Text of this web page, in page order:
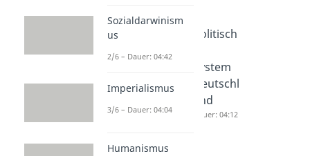
Föderalis
mus
bedeutet
rechts in
Politik?
Politisch
System
Deutschl
and
Dauer: 04:12
Sozialdarwinism
us
2/6 – Dauer: 04:42
Imperialismus
3/6 – Dauer: 04:04
Humanismus